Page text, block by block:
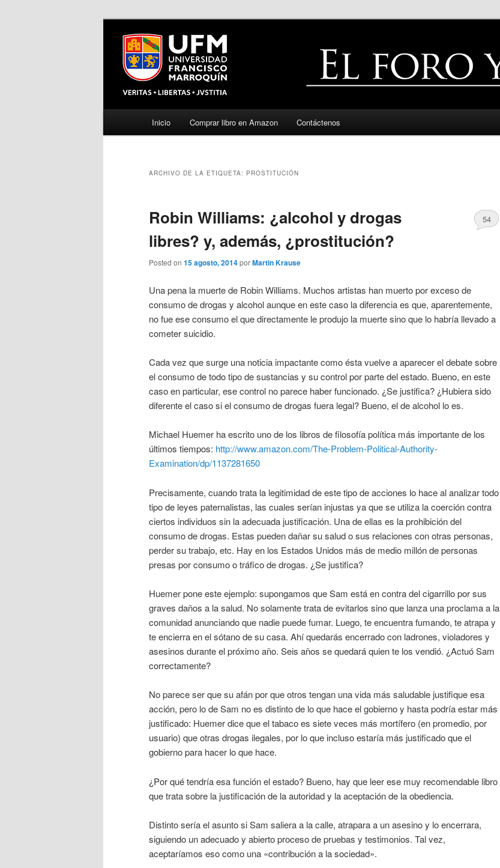
Ir
principal
Ir
secundario
Inicio Comprar libro en Amazon Contáctenos
ARCHIVO DE LA ETIQUETA: PROSTITUCIÓN
Robin Williams: ¿alcohol y drogas
libres? y, además, ¿prostitución?
Posted on 15 agosto, 2014porMartin Krause
54
Una pena la muerte de Robin Williams. Muchos artistas han muerto por exceso de
consumo de drogas y alcohol aunque en este caso la diferencia es que, aparentemente,
no fue ese consumo el que directamente le produjo la muerte sino que lo habría llevado a
cometer suicidio.
Cada vez que surge una noticia impactante como ésta vuelve a aparecer el debate sobre
el consumo de todo tipo de sustancias y su control por parte del estado. Bueno, en este
caso en particular, ese control no parece haber funcionado. ¿Se justifica? ¿Hubiera sido
diferente el caso si el consumo de drogas fuera legal? Bueno, el de alcohol lo es.
Michael Huemer ha escrito uno de los libros de filosofía política más importante de los
últimos tiempos: http://www.amazon.com/The-Problem-Political-Authority-
Examination/dp/1137281650
Precisamente, cuando trata la legitimidad de este tipo de acciones lo hace al analizar todo
tipo de leyes paternalistas, las cuales serían injustas ya que se utiliza la coerción contra
ciertos individuos sin la adecuada justificación. Una de ellas es la prohibición del
consumo de drogas. Estas pueden dañar su salud o sus relaciones con otras personas,
perder su trabajo, etc. Hay en los Estados Unidos más de medio millón de personas
presas por consumo o tráfico de drogas. ¿Se justifica?
Huemer pone este ejemplo: supongamos que Sam está en contra del cigarrillo por sus
graves daños a la salud. No solamente trata de evitarlos sino que lanza una proclama a la
comunidad anunciando que nadie puede fumar. Luego, te encuentra fumando, te atrapa y
te encierra en el sótano de su casa. Ahí quedarás encerrado con ladrones, violadores y
asesinos durante el próximo año. Seis años se quedará quien te los vendió. ¿Actuó Sam
correctamente?
No parece ser que su afán por que otros tengan una vida más saludable justifique esa
acción, pero lo de Sam no es distinto de lo que hace el gobierno y hasta podría estar más
justificado: Huemer dice que el tabaco es siete veces más mortífero (en promedio, por
usuario) que otras drogas ilegales, por lo que incluso estaría más justificado que el
gobierno para hacer lo que hace.
¿Por qué tendría esa función el estado? Bueno, hay que leer ese muy recomendable libro
que trata sobre la justificación de la autoridad y la aceptación de la obediencia.
Distinto sería el asunto si Sam saliera a la calle, atrapara a un asesino y lo encerrara,
siguiendo un adecuado y abierto proceso de pruebas y testimonios. Tal vez,
aceptaríamos eso como una «contribución a la sociedad».